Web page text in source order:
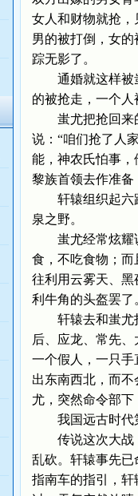
女人和财物就抢
男的被打倒，女
踪无影了。
通婚就这样被蚩
的被抢走，一个人
蚩尤把抢回来的
说：“咱们抢了人
能，神农氏怕事
黎族首领去作准备
轩辕组织起六路
泉之野。
蚩尤经常炫耀说
食，不吃食物；
往利用云雾天、
利牛角的头盔罢了
轩辕去和蚩尤打
后、应龙、常先
一个假人，一只手
出东南西北，而
尤，突然命令部下
我国远古时代第
传说这次大战，
乱砍。轩辕事先
指南车的指引，轩